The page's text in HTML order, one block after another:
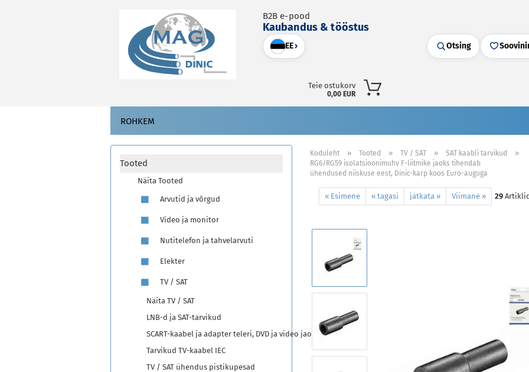
B2B e-pood
Kaubandus & tööstus
EE› Otsing
Teie ostukorv
0,00 EUR
ROHKEM
Koduleht » Tooted » TV / SAT » SAT kaabli tarvikud »
RG6/RG59 isolatsioonimuhv F-liitmike jaoks tihendab
ühendused niiskuse eest, Dinic-karp koos Euro-auguga
« Esimene « tagasi jätkata » Viimane » 29
Tooted
Näita Tooted
Arvutid ja võrgud
Video ja monitor
Nutitelefon ja tahvelarvuti
Elekter
TV / SAT
Näita TV / SAT
LNB-d ja SAT-tarvikud
SCART-kaabel ja adapter teleri, DVD ja video jaoks
Tarvikud TV-kaabel IEC
TV / SAT ühendus pistikupesad